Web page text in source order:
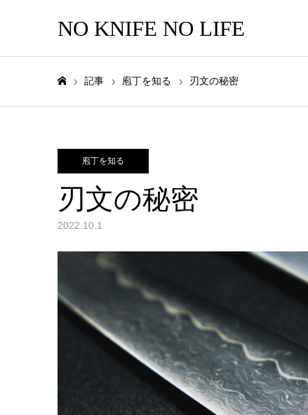
NO KNIFE NO LIFE
記事 庖丁を知る 刃文の秘密
庖丁を知る
刃文の秘密
2022.10.1